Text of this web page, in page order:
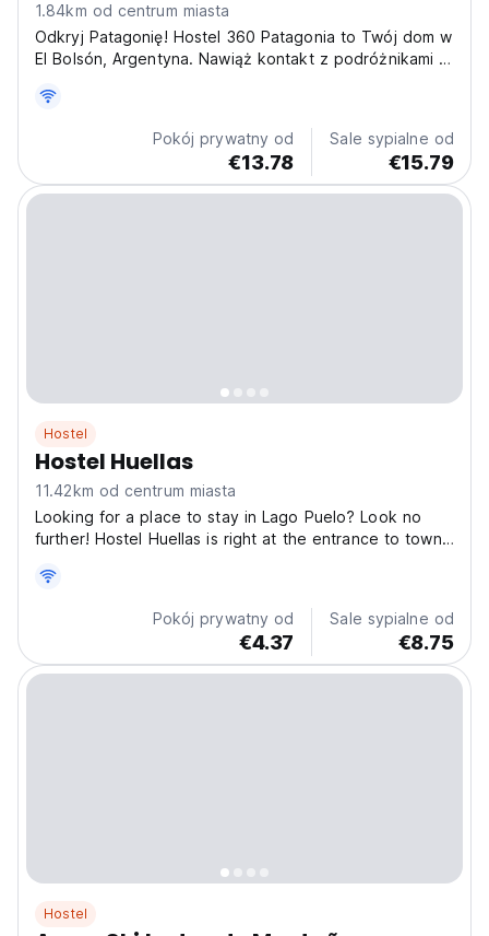
1.84km od centrum miasta
Odkryj Patagonię! Hostel 360 Patagonia to Twój dom w
El Bolsón, Argentyna. Nawiąż kontakt z podróżnikami w
towarzyski dla odkrywców. (Auto-translated from
Pokój prywatny od
€13.78
Sale sypialne od
€15.79
Hostel
Hostel Huellas
11.42km od centrum miasta
Looking for a place to stay in Lago Puelo? Look no
further! Hostel Huellas is right at the entrance to town
leave, come and spend some time in paradise! A
stream crosses the hostel grounds with many native...
Pokój prywatny od
€4.37
Sale sypialne od
€8.75
Hostel